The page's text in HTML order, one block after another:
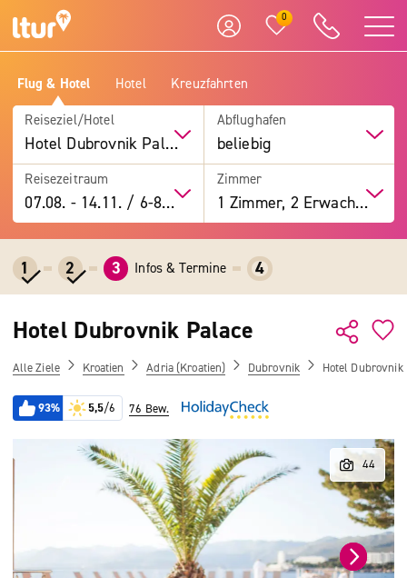
0
Flug & Hotel Hotel Kreuzfahrten
Reiseziel/Hotel
Hotel Dubrovnik Palace
Abflughafen
beliebig
Reisezeitraum
07.08. -14.11. / 6-8 Tage
Zimmer
1 Zimmer, 2 Erwachsene
1 2 3 Infos & Termine 4
Hotel Dubrovnik Palace
Alle Ziele Kroatien Adria (Kroatien) Dubrovnik Hotel Dubrovnik
93% 5,5/6 76 Bew.